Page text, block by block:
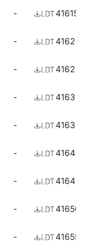
- 416156
-
- 416255
-
- 416354
-
- 416453
- 416507
- 416552